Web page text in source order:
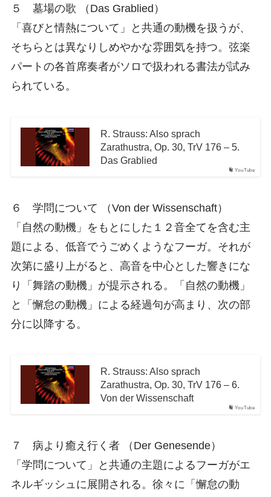
５ 墓場の歌 （Das Grablied）
「喜びと情熱について」と共通の動機を扱うが、
そちらとは異なりしめやかな雰囲気を持つ。弦楽
パートの各首席奏者がソロで扱われる書法が試み
られている。
YouTube
R. Strauss: Also sprach
Zarathustra, Op. 30, TrV 176 – 5.
Das Grablied
６ 学問について （Von der Wissenschaft）
「自然の動機」をもとにした１２音全てを含む主
題による、低音でうごめくようなフーガ。それが
次第に盛り上がると、高音を中心とした響きにな
り「舞踏の動機」が提示される。「自然の動機」
と「懈怠の動機」による経過句が高まり、次の部
分に以降する。
YouTube
R. Strauss: Also sprach
Zarathustra, Op. 30, TrV 176 – 6.
Von der Wissenschaft
７ 病より癒え行く者 （Der Genesende）
「学問について」と共通の主題によるフーガがエ
ネルギッシュに展開される。徐々に「懈怠の動